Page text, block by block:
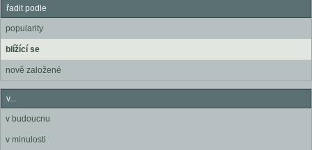
řadit podle
popularity
blížící se
nově založené
v...
v budoucnu
v minulosti